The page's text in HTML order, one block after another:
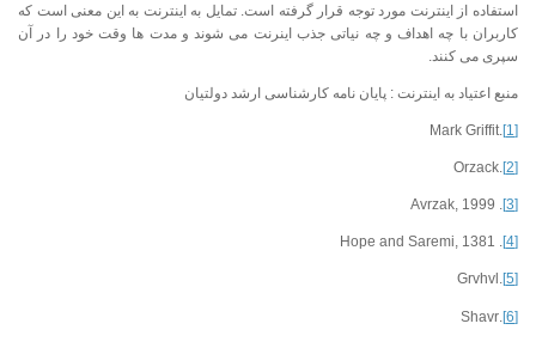
استفاده از اینترنت مورد توجه قرار گرفته است. تمایل به اینترنت به این معنی است که
کاربران با چه اهداف و چه نیاتی جذب اینرنت می شوند و مدت ها وقت خود را در آن
سپری می کنند.
منبع اعتیاد به اینترنت : پایان نامه کارشناسی ارشد دولتیان
[1]
.Mark Griffit
[2]
.Orzack
[3]
. Avrzak, 1999
[4]
. Hope and Saremi, 1381
[5]
.Grvhvl
[6]